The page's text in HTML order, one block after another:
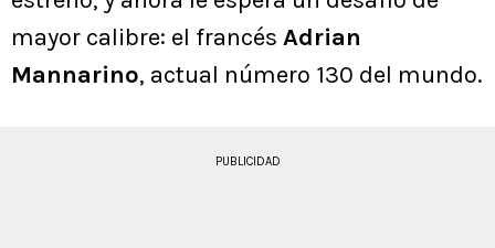
mayor calibre: el francés Adrian
Mannarino, actual número 130 del mundo.
PUBLICIDAD